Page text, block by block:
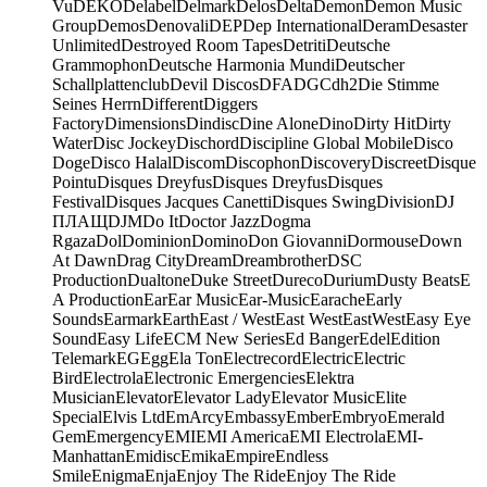
VuDEKODelabelDelmarkDelosDeltaDemonDemon Music
GroupDemosDenovaliDEPDep InternationalDeramDesaster
UnlimitedDestroyed Room TapesDetritiDeutsche
GrammophonDeutsche Harmonia MundiDeutscher
SchallplattenclubDevil DiscosDFADGCdh2Die Stimme
Seines HerrnDifferentDiggers
FactoryDimensionsDindiscDine AloneDinoDirty HitDirty
WaterDisc JockeyDischordDiscipline Global MobileDisco
DogeDisco HalalDiscomDiscophonDiscoveryDiscreetDisque
PointuDisques DreyfusDisques DreyfusDisques
FestivalDisques Jacques CanettiDisques SwingDivisionDJ
ПЛАЩDJMDo ItDoctor JazzDogma
RgazaDolDominionDominoDon GiovanniDormouseDown
At DawnDrag CityDreamDreambrotherDSC
ProductionDualtoneDuke StreetDurecoDuriumDusty BeatsE
A ProductionEarEar MusicEar-MusicEaracheEarly
SoundsEarmarkEarthEast / WestEast WestEastWestEasy Eye
SoundEasy LifeECM New SeriesEd BangerEdelEdition
TelemarkEGEggEla TonElectrecordElectricElectric
BirdElectrolaElectronic EmergenciesElektra
MusicianElevatorElevator LadyElevator MusicElite
SpecialElvis LtdEmArcyEmbassyEmberEmbryoEmerald
GemEmergencyEMIEMI AmericaEMI ElectrolaEMI-
ManhattanEmidiscEmikaEmpireEndless
SmileEnigmaEnjaEnjoy The RideEnjoy The Ride